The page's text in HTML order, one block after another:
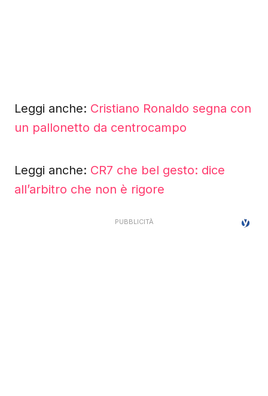
Leggi anche: Cristiano Ronaldo segna con
un pallonetto da centrocampo
Leggi anche: CR7 che bel gesto: dice
all’arbitro che non è rigore